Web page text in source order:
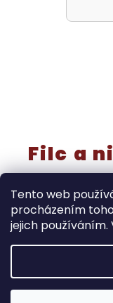
Tento web
procházením
jejich
‼️Rušíme kategorii
samostatně v
doprodáváme také
Filc a
Copyright 2026